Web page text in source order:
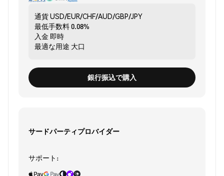
通貨USD/EUR/CHF/AUD/GBP/JPY
最低手数料0.08%
入金 即時
最適な用途 大口
銀行振込で購入
サードパーティプロバイダー
サポート: